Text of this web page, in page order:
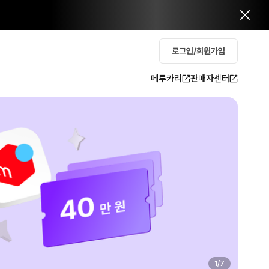
로그인/회원가입
메루카리 판매자센터
2/7